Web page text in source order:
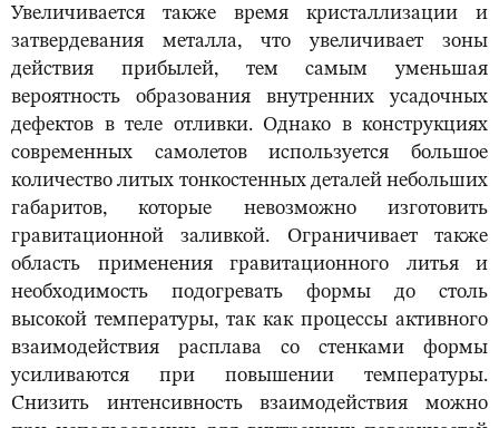
Увеличивается также время кристаллизации и
затвердевания металла, что увеличивает зоны
действия прибылей, тем самым уменьшая
вероятность образования внутренних усадочных
дефектов в теле отливки. Однако в конструкциях
современных самолетов используется большое
количество литых тонкостенных деталей небольших
габаритов, которые невозможно изготовить
гравитационной заливкой. Ограничивает также
область применения гравитационного литья и
необходимость подогревать формы до столь
высокой температуры, так как процессы активного
взаимодействия расплава со стенками формы
усиливаются при повышении температуры.
Снизить интенсивность взаимодействия можно